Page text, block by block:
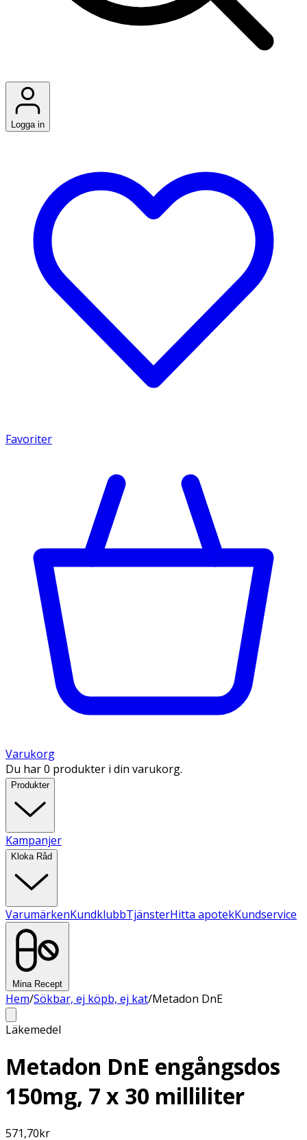
Logga in
Favoriter
Varukorg
Du har 0 produkter i din varukorg.
Produkter
Kampanjer
Kloka Råd
VarumärkenKundklubbTjänsterHitta apotekKundservice
Mina Recept
Hem/Sökbar, ej köpb, ej kat/Metadon DnE
Läkemedel
Metadon DnE engångsdos
150mg, 7 x 30 milliliter
571,70kr